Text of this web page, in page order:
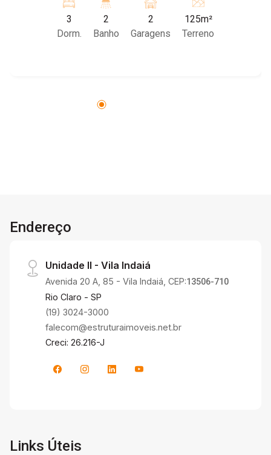
andar superior, possui 1 suíte e uma ampla sala
de TV. Entre em contato e agende sua visita!
3
Dorm.
2
Banho
2
Garagens
125m²
Terreno
Endereço
Unidade II - Vila Indaiá
Avenida 20 A, 85 - Vila Indaiá, CEP:13506-710
Rio Claro - SP
(19) 3024-3000
falecom@estruturaimoveis.net.br
Creci: 26.216-J
Links Úteis